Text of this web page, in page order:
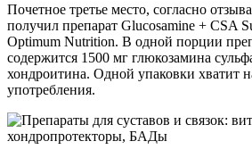
Почетное третье место, согласно
получил препарат Glucosamine + CSA
Optimum Nutrition. В одной порции
содержится 1500 мг глюкозамина
хондроитина. Одной упаковки хватит
употребления.